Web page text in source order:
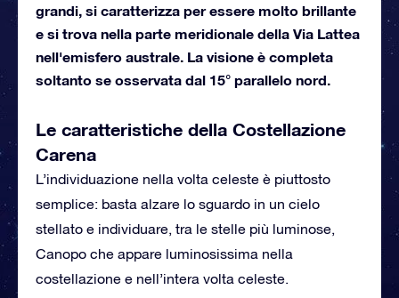
grandi, si caratterizza per essere molto brillante
e si trova nella parte meridionale della Via Lattea
nell'emisfero australe. La visione è completa
soltanto se osservata dal 15° parallelo nord.
Le caratteristiche della Costellazione
Carena
L’individuazione nella volta celeste è piuttosto
semplice: basta alzare lo sguardo in un cielo
stellato e individuare, tra le stelle più luminose,
Canopo che appare luminosissima nella
costellazione e nell’intera volta celeste.